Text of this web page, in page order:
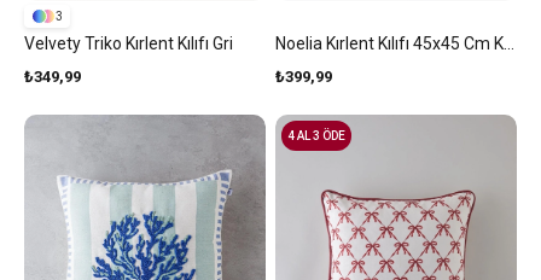
Velvety Triko Kırlent Kılıfı Gri
₺349,99
3
₺399,99
4 AL 3 ÖDE